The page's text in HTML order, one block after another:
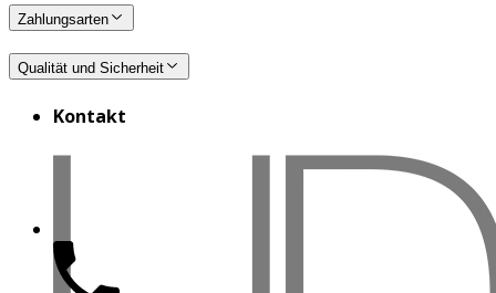
Zahlungsarten
Qualität und Sicherheit
Kontakt